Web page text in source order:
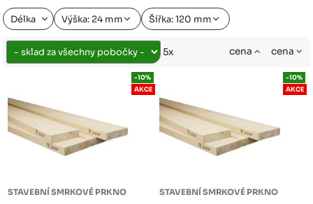
Délka Výška: 24 mm Šířka: 120 mm
5x cena cena
STAVEBNÍ SMRKOVÉ PRKNO
-10%
AKCE
STAVEBNÍ SMRKOVÉ PRKNO
-10%
AKCE